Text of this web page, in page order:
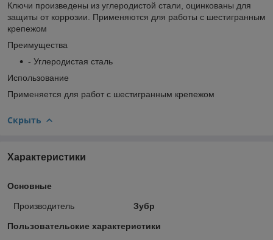
Ключи произведены из углеродистой стали, оцинкованы для
защиты от коррозии. Применяются для работы с шестигранным
крепежом
Преимущества
- Углеродистая сталь
Использование
Применяется для работ с шестигранным крепежом
Скрыть
Характеристики
Основные
Производитель Зубр
Пользовательские характеристики